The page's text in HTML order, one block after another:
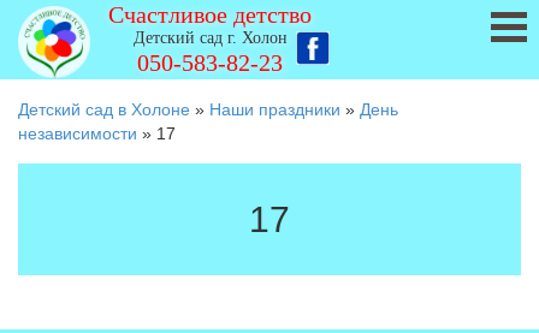
Счастливое детство
Детский сад г. Холон
050-583-82-23
Детский сад в Холоне » Наши праздники » День
независимости » 17
17